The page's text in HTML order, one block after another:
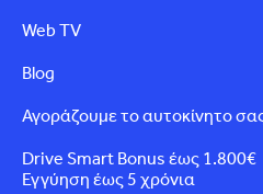
Web TV
Blog
Αγοράζουμε το αυτοκίνητο
Drive Smart Bonus έως 1.800€
Εγγύηση έως 5 χρόνια